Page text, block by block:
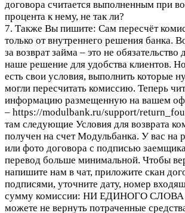
договора считается выполненным при
процента к нему, не так ли?
7. Также Вы пишите: Сам пересчёт
только от внутреннего решения банка.
за возврат займа – это не обязательство
наше решение для удобства клиентов.
есть свои условия, выполнить которые
могли пересчитать комиссию. Теперь
информацию размещенную на вашем
– https://modulbank.ru/support/
там следующие Условия для возврата
получен на счет Модульбанка. У вас на
или фото договора с подписью
перевод больше минимальной. Чтобы
напишите нам в чат, приложите скан
подписями, уточните дату, номер
сумму комиссии: НИ ЕДИНОГО
можете не вернуть потраченные